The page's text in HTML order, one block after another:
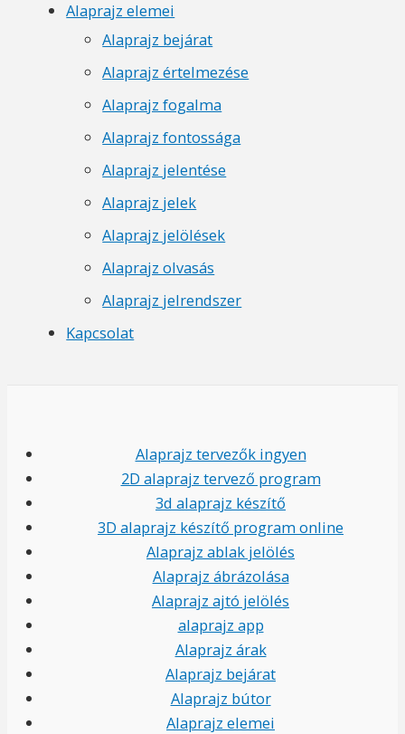
Alaprajz elemei
Alaprajz bejárat
Alaprajz értelmezése
Alaprajz fogalma
Alaprajz fontossága
Alaprajz jelentése
Alaprajz jelek
Alaprajz jelölések
Alaprajz olvasás
Alaprajz jelrendszer
Kapcsolat
Alaprajz tervezők ingyen
2D alaprajz tervező program
3d alaprajz készítő
3D alaprajz készítő program online
Alaprajz ablak jelölés
Alaprajz ábrázolása
Alaprajz ajtó jelölés
alaprajz app
Alaprajz árak
Alaprajz bejárat
Alaprajz bútor
Alaprajz elemei